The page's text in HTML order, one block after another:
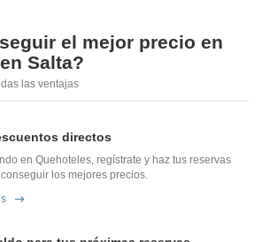
el mejor precio en
Salta?
las ventajas
directos
en Quehoteles, regístrate y haz tus reservas
los mejores precios.